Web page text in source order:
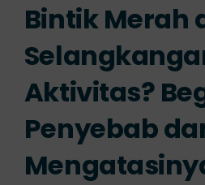
Layanan
Info
Bintik Merah
Aktivitas?
Penyebab